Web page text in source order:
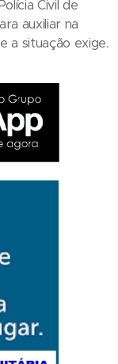
Civil de
auxiliar na
a situação exige.